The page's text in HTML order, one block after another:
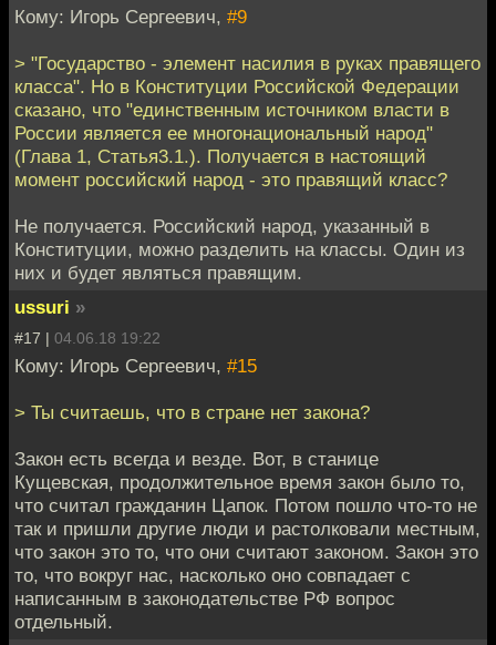
Кому: Игорь Сергеевич, #9
> "Государство - элемент насилия в руках правящего
класса". Но в Конституции Российской Федерации
сказано, что "единственным источником власти в
России является ее многонациональный народ"
(Глава 1, Статья3.1.). Получается в настоящий
момент российский народ - это правящий класс?
Не получается. Российский народ, указанный в
Конституции, можно разделить на классы. Один из
них и будет являться правящим.
ussuri »
#17 | 04.06.18 19:22
Кому: Игорь Сергеевич, #15
> Ты считаешь, что в стране нет закона?
Закон есть всегда и везде. Вот, в станице
Кущевская, продолжительное время закон было то,
что считал гражданин Цапок. Потом пошло что-то не
так и пришли другие люди и растолковали местным,
что закон это то, что они считают законом. Закон это
то, что вокруг нас, насколько оно совпадает с
написанным в законодательстве РФ вопрос
отдельный.